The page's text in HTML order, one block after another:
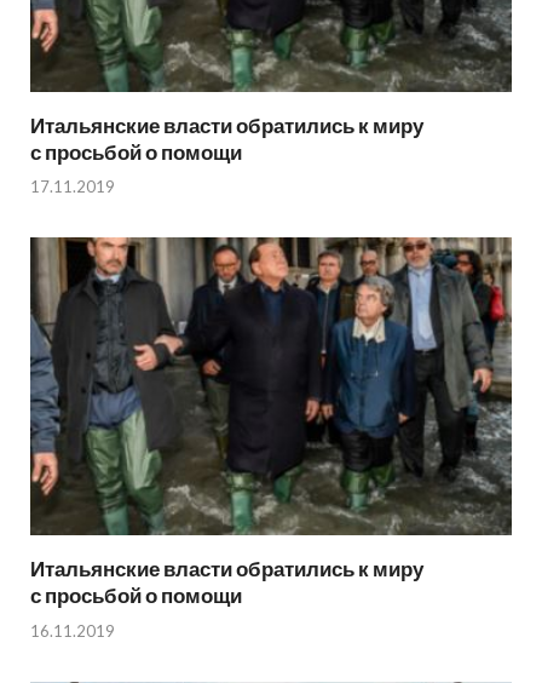
Итальянские власти обратились к миру
с просьбой о помощи
17.11.2019
Итальянские власти обратились к миру
с просьбой о помощи
16.11.2019